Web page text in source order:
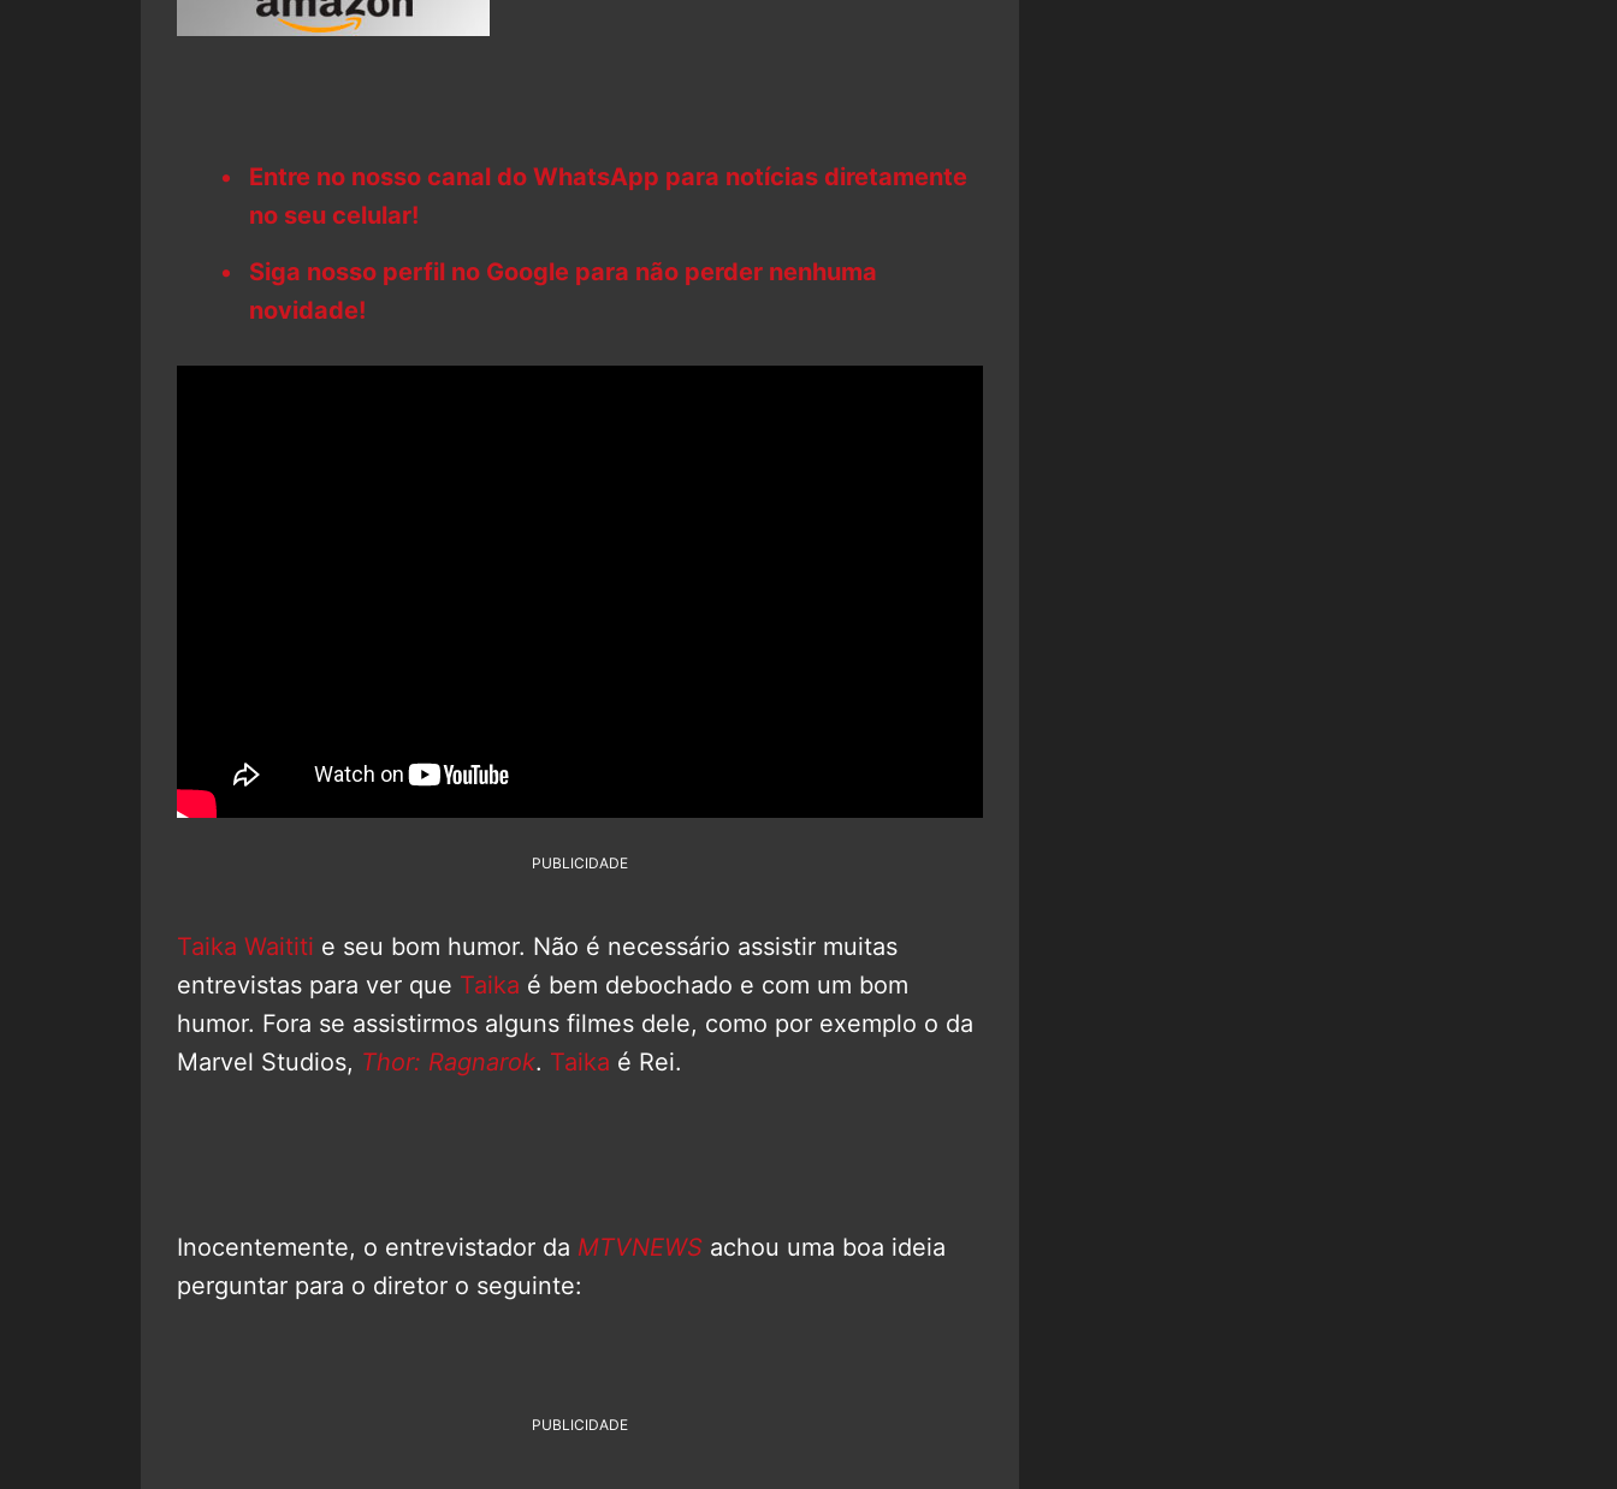
Entre no nosso canal do WhatsApp para notícias diretamente
no seu celular!
Siga nosso perfil no Google para não perder nenhuma
novidade!
PUBLICIDADE
Taika Waititi e seu bom humor. Não é necessário assistir muitas
entrevistas para ver que Taika é bem debochado e com um bom
humor. Fora se assistirmos alguns filmes dele, como por exemplo o da
Marvel Studios, Thor: Ragnarok. Taika é Rei.
Inocentemente, o entrevistador da MTVNEWS achou uma boa ideia
perguntar para o diretor o seguinte:
PUBLICIDADE